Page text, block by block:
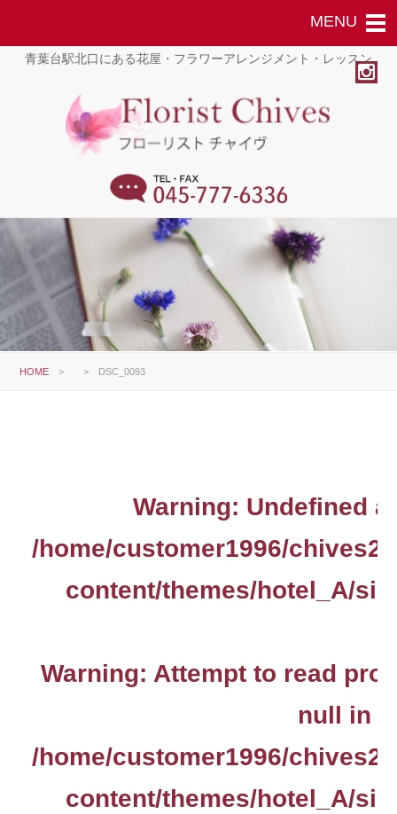
青葉台駅北口にある花屋・フラワーアレンジメント・レッスン
HOME > > DSC_0093
Warning: Undefined
/home/customer1996/
content/themes/hotel_A/
Warning: Attempt to read
null in
/home/customer1996/
content/themes/hotel_A/